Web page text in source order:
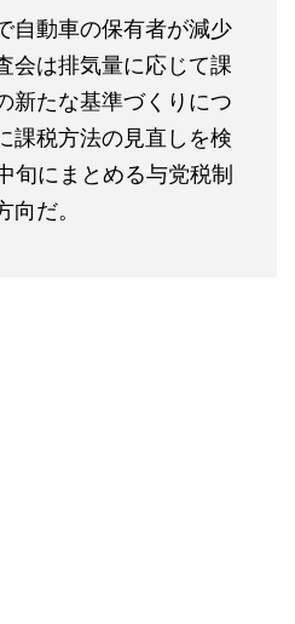
自動車の保有者が減少
会は排気量に応じて課
新たな基準づくりにつ
課税方法の見直しを検
旬にまとめる与党税制
だ。